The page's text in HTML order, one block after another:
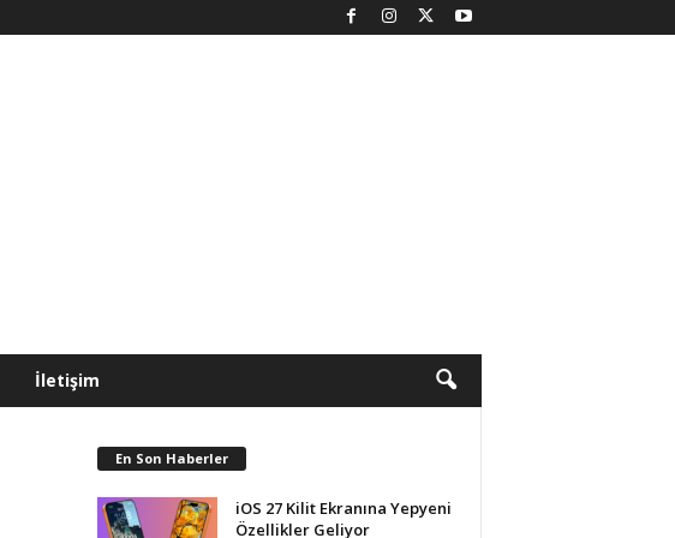
İletişim
En Son Haberler
iOS 27 Kilit Ekranına Yepyeni
Özellikler Geliyor